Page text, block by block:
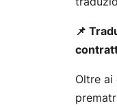
📌
Oltre